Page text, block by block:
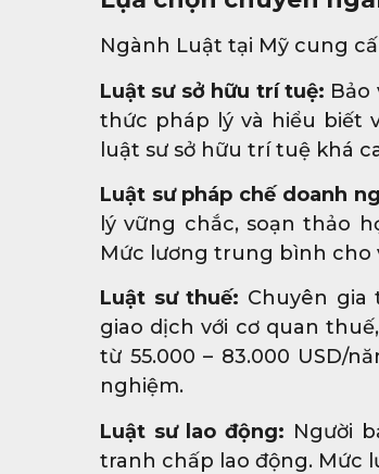
Ngành Luật tại Mỹ cung
Luật sư sở hữu trí tuệ: Bảo
thức pháp lý và hiểu biết
luật sư sở hữu trí tuệ khá
Luật sư pháp chế doanh
lý vững chắc, soạn thảo
Mức lương trung bình cho
Luật sư thuế: Chuyên gia
giao dịch với cơ quan
từ 55.000 – 83.000 USD/
nghiệm.
Luật sư lao động: Người
tranh chấp lao động. Mức